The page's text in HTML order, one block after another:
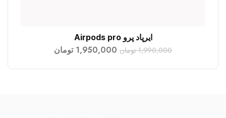
افزودن به سبد خرید
ایرپاد پرو Airpods pro
1,990,000 تومان 1,950,000 تومان